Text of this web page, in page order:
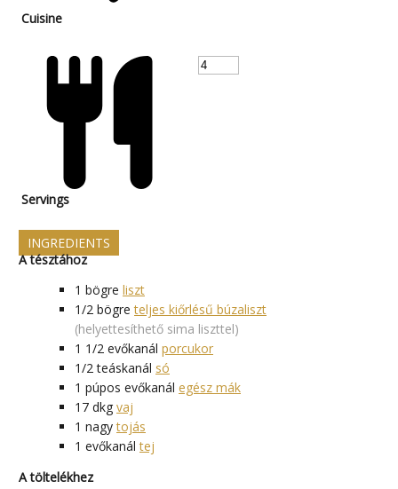
Cuisine
Servings
INGREDIENTS
A tésztához
1 bögre liszt
1/2 bögre teljes kiőrlésű búzaliszt
(helyettesíthető sima liszttel)
1 1/2 evőkanál porcukor
1/2 teáskanál só
1 púpos evőkanál egész mák
17 dkg vaj
1 nagy tojás
1 evőkanál tej
A töltelékhez